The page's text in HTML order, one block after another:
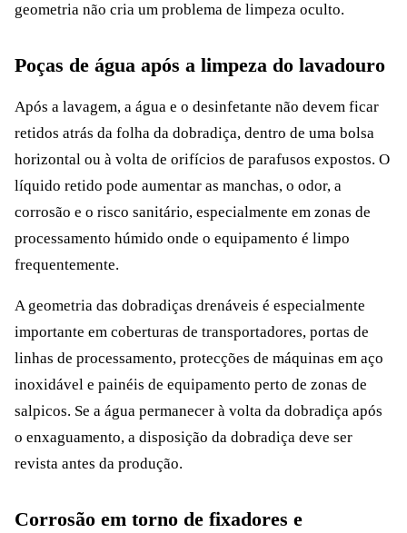
geometria não cria um problema de limpeza oculto.
Poças de água após a limpeza do lavadouro
Após a lavagem, a água e o desinfetante não devem ficar
retidos atrás da folha da dobradiça, dentro de uma bolsa
horizontal ou à volta de orifícios de parafusos expostos. O
líquido retido pode aumentar as manchas, o odor, a
corrosão e o risco sanitário, especialmente em zonas de
processamento húmido onde o equipamento é limpo
frequentemente.
A geometria das dobradiças drenáveis é especialmente
importante em coberturas de transportadores, portas de
linhas de processamento, protecções de máquinas em aço
inoxidável e painéis de equipamento perto de zonas de
salpicos. Se a água permanecer à volta da dobradiça após
o enxaguamento, a disposição da dobradiça deve ser
revista antes da produção.
Corrosão em torno de fixadores e